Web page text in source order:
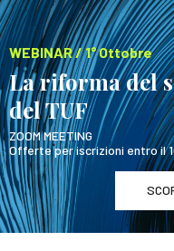
WEBINAR / 1° Ottobre
La riforma del
del TUF
ZOOM MEETING
Offerte per iscrizioni entro il